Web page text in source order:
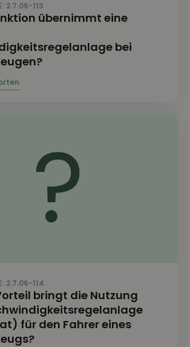
2.7.06-113
übernimmt eine
bei
2.7.06-114
bringt die Nutzung
für den Fahrer eines